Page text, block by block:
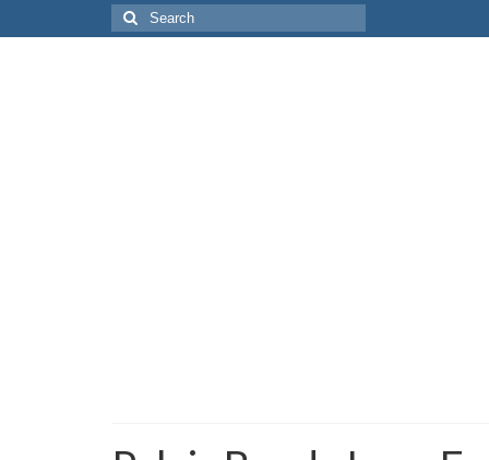
Search
for: